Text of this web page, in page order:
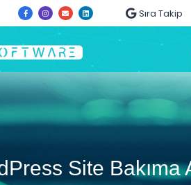
Sıra Takip
Site Bakıma